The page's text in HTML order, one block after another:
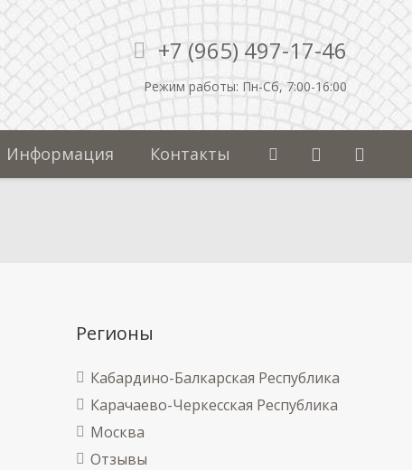
+7 (965) 497-17-46
Режим работы: Пн-Сб, 7:00-16:00
Информация Контакты
Регионы
Кабардино-Балкарская Республика
Карачаево-Черкесская Республика
Москва
Отзывы